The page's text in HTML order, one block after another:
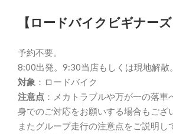
【ロードバイクビギナーズ
予約不要。
8:00出発。9:30当店もしくは現地解散。
対象 ：ロードバイク
注意点 ：メカトラブルや万が一の落
身でのご対応をお願いする場合もござ
またグループ走行の注意点をご説明